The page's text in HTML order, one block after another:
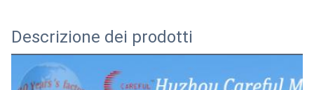
Descrizione dei prodotti